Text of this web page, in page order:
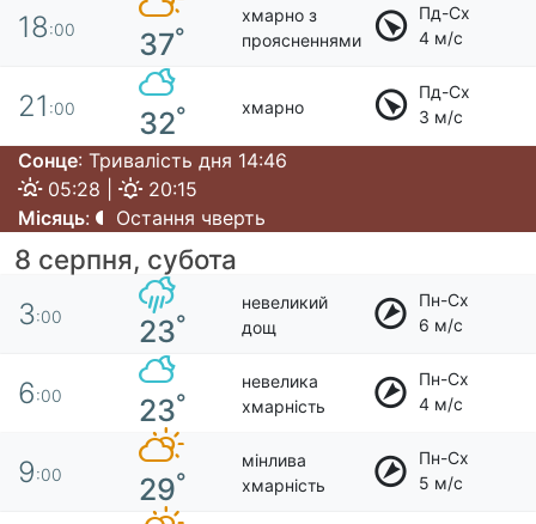
18:00 37°
хмарно з
проясненнями
Пд-Сх
4 м/с
21 :00 32° хмарно
Пд-Сх
3 м/с
Сонце: Тривалість дня 14:46
05:28 |
20:15
Місяць: Остання чверть
8 серпня, субота
3:00 23°
невеликий
дощ
Пн-Сх
6 м/с
6:00 23°
невелика
хмарність
Пн-Сх
4 м/с
9:00 29°
мінлива
хмарність
Пн-Сх
5 м/с